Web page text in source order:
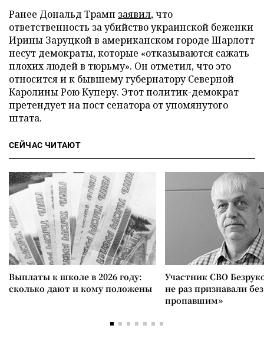
Ранее Дональд Трамп заявил, что
ответственность за убийство украинской беженки
Ирины Заруцкой в американском городе Шарлотт
несут демократы, которые «отказываются сажать
плохих людей в тюрьму». Он отметил, что это
относится и к бывшему губернатору Северной
Каролины Рою Куперу. Этот политик-демократ
претендует на пост сенатора от упомянутого
штата.
СЕЙЧАС ЧИТАЮТ
Выплаты к школе в 2026 году:
сколько дают и кому положены
Участник СВО
не раз признавали
пропавшим»